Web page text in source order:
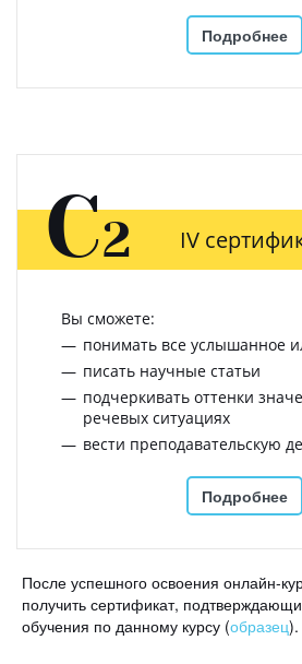
Подробнее
C2 IV
Вы сможете:
понимать все услышанное
писать научные статьи
подчеркивать оттенки
речевых ситуациях
вести преподавательскую
Подробнее
После успешного освоения онлайн-
получить сертификат,
обучения по данному курсу (образец).